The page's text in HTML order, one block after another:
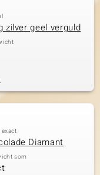
zilver geel verguld
exact
Diamant
som